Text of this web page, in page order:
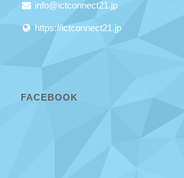
info@ictconnect21.jp
https://ictconnect21.jp
FACEBOOK